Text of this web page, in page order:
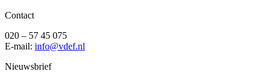
Contact
020 – 57 45 075
E-mail: info@vdef.nl
Nieuwsbrief